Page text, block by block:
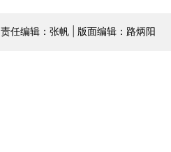
责任编辑：张帆 | 版面编辑：路炳阳